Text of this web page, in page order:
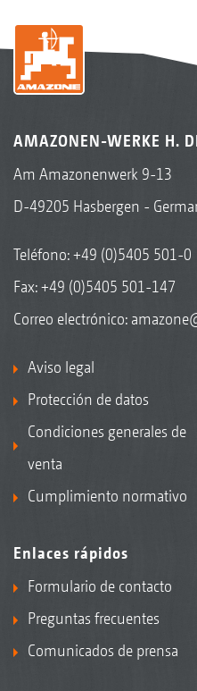
AMAZONEN-WERKE H.
Am Amazonenwerk 9-13
D-49205 Hasbergen -
Teléfono:+49 (0)5405 501-0
Fax: +49 (0)5405 501-147
Correo electrónico:
Aviso legal
Protección de datos
Condiciones generales de
venta
Cumplimiento normativo
Enlaces rápidos
Formulario de contacto
Preguntas frecuentes
Comunicados de prensa